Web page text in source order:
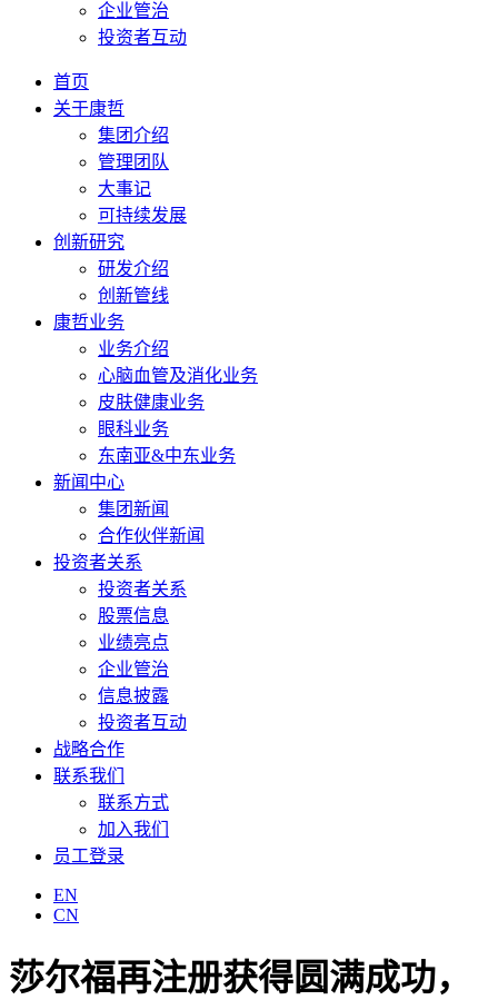
企业管治
投资者互动
首页
关于康哲
集团介绍
管理团队
大事记
可持续发展
创新研究
研发介绍
创新管线
康哲业务
业务介绍
心脑血管及消化业务
皮肤健康业务
眼科业务
东南亚&中东业务
新闻中心
集团新闻
合作伙伴新闻
投资者关系
投资者关系
股票信息
业绩亮点
企业管治
信息披露
投资者互动
战略合作
联系我们
联系方式
加入我们
员工登录
EN
CN
莎尔福再注册获得圆满成功，